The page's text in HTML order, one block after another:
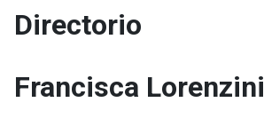
Directorio
Francisca Lorenzini